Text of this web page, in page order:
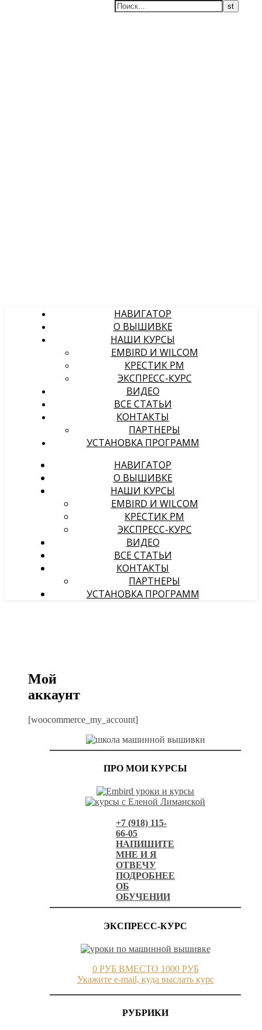
НАВИГАТОР
О ВЫШИВКЕ
НАШИ КУРСЫ
EMBIRD И WILCOM
КРЕСТИК PM
ЭКСПРЕСС-КУРС
ВИДЕО
ВСЕ СТАТЬИ
КОНТАКТЫ
ПАРТНЕРЫ
УСТАНОВКА ПРОГРАММ
НАВИГАТОР
О ВЫШИВКЕ
НАШИ КУРСЫ
EMBIRD И WILCOM
КРЕСТИК PM
ЭКСПРЕСС-КУРС
ВИДЕО
ВСЕ СТАТЬИ
КОНТАКТЫ
ПАРТНЕРЫ
УСТАНОВКА ПРОГРАММ
Мой
аккаунт
[woocommerce_my_account]
ПРО МОИ КУРСЫ
+7 (918) 115-
66-05
НАПИШИТЕ
МНЕ И Я
ОТВЕЧУ
ПОДРОБНЕЕ
ОБ
ОБУЧЕНИИ
ЭКСПРЕСС-КУРС
0 РУБ ВМЕСТО 1000 РУБ
Укажите e-mail, куда выслать курс
РУБРИКИ